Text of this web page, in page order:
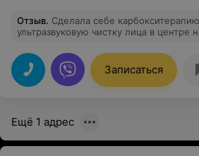
Отзыв. Сделала себе
ультразвуковую чистку лица в центре
Делала у Юлии,очень
подход,приятная обстановка, теперь
клиент, всем советую
Записаться
Ещё 1 адрес